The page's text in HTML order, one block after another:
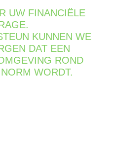
UW FINANCIËLE
KUNNEN WE
DAT EEN
ROND
WORDT.